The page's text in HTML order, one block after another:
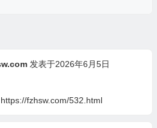
发表于2026年6月5日
https://fzhsw.com/532.html